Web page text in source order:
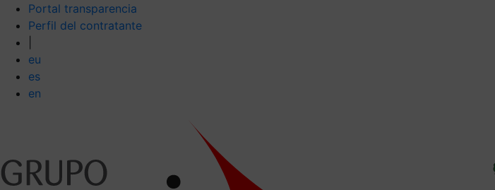
Portal transparencia
Perfil del contratante
eu
es
en